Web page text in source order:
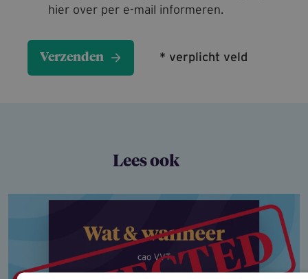
hier over per e-mail informeren.
* verplicht veld
Lees ook